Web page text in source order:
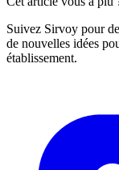
Suivez Sirvoy pour
de nouvelles idées
établissement.